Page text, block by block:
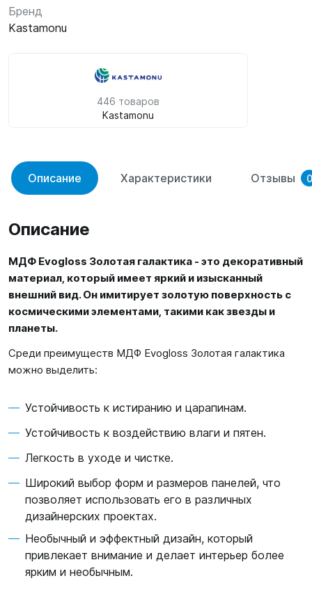
Бренд
Kastamonu
446 товаров
Kastamonu
Описание Характеристики Отзывы 0
Описание
МДФ Evogloss Золотая галактика - это декоративный
материал, который имеет яркий и изысканный
внешний вид. Он имитирует золотую поверхность с
космическими элементами, такими как звезды и
планеты.
Среди преимуществ МДФ Evogloss Золотая галактика
можно выделить:
Устойчивость к истиранию и царапинам.
Устойчивость к воздействию влаги и пятен.
Легкость в уходе и чистке.
Широкий выбор форм и размеров панелей, что
позволяет использовать его в различных
дизайнерских проектах.
Необычный и эффектный дизайн, который
привлекает внимание и делает интерьер более
ярким и необычным.